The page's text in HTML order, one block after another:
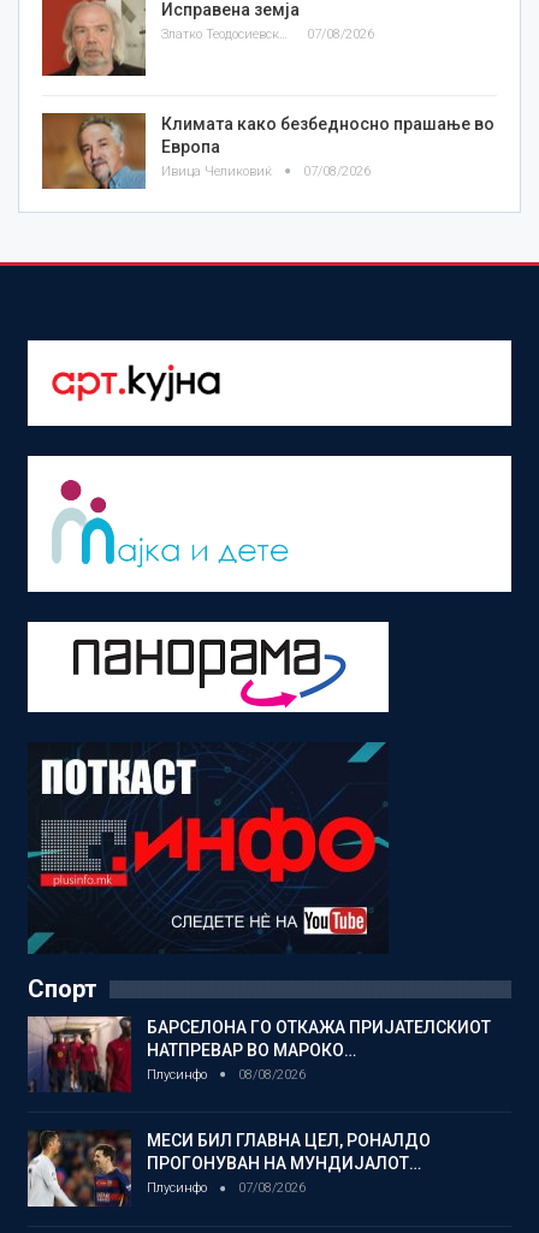
Исправена земја
Златко Теодосиевски 07/08/2026
Климата како безбедносно прашање во
Европа
Ивица Челиковиќ 07/08/2026
Спорт
БАРСЕЛОНА ГО ОТКАЖА ПРИЈАТЕЛСКИОТ
НАТПРЕВАР ВО МАРОКО…
Плусинфо 08/08/2026
МЕСИ БИЛ ГЛАВНА ЦЕЛ, РОНАЛДО
ПРОГОНУВАН НА МУНДИЈАЛОТ…
Плусинфо 07/08/2026